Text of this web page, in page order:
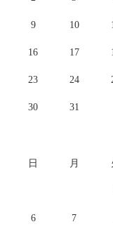
9 10
16 17
23 24
30 31
日 月
6 7